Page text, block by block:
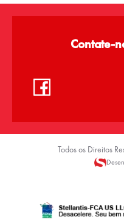
Contate-
Todos os Direitos